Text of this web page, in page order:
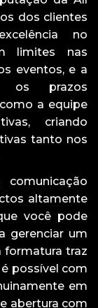
dos clientes
no
limites nas
eventos, e a
os prazos
a equipe
criando
tanto nos
altamente
você pode
gerenciar um
traz
possível com
em
abertura com